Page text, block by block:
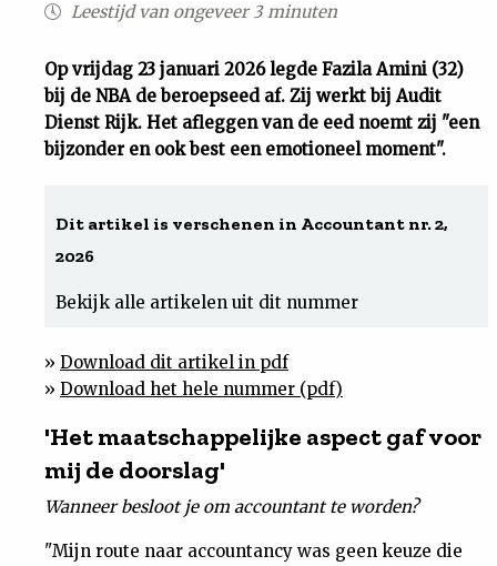
Uit
Feiten
Tuchtrecht
Magazine
Podcast
Leestijd van ongeveer 3 minuten
Op vrijdag 23 januari 2026 legde Fazila Amini (32)
bij de NBA de beroepseed af. Zij werkt bij Audit
Dienst Rijk. Het afleggen van de eed noemt zij "een
bijzonder en ook best een emotioneel moment".
Dit artikel is verschenen in Accountant nr. 2,
2026
Bekijk alle artikelen uit dit nummer
» Download dit artikel in pdf
» Download het hele nummer (pdf)
'Het maatschappelijke aspect gaf voor
mij de doorslag'
Wanneer besloot je om accountant te worden?
"Mijn route naar accountancy was geen keuze die